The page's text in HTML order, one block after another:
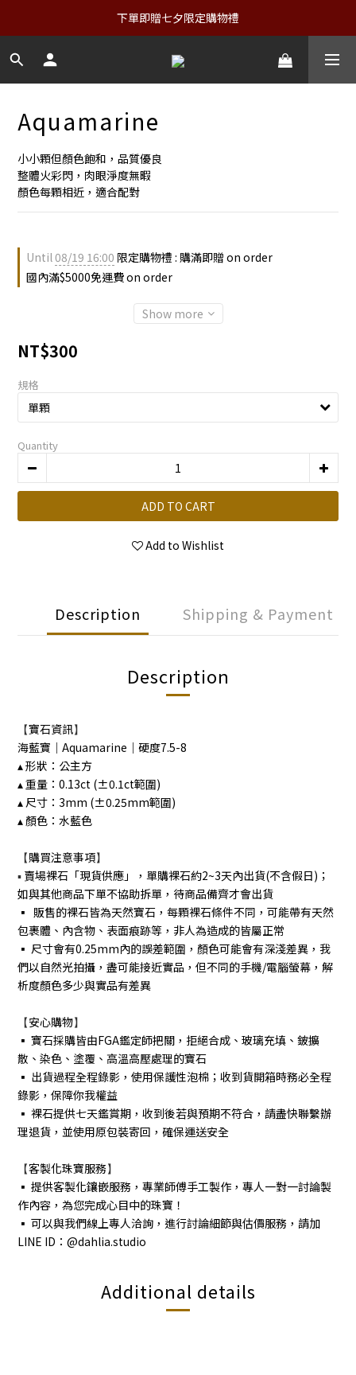
下單即贈七夕限定購物禮
Aquamarine
小小顆但顏色飽和，品質優良
整體火彩閃，肉眼淨度無暇
顏色每顆相近，適合配對
Until08/19 16:00 限定購物禮 : 購滿即贈 on order
國內滿$5000免運費 on order
Show more
NT$300
規格
Quantity
ADD TO CART
Add to Wishlist
Description Shipping & Payment
Description
【寶石資訊】
海藍寶｜Aquamarine｜硬度7.5-8
▴ 形狀：公主方
▴ 重量：0.13ct (±0.1ct範圍)
▴ 尺寸：3mm (±0.25mm範圍)
▴ 顏色：水藍色
【購買注意事項】
▪︎ 賣場裸石「現貨供應」，單購裸石約2~3天內出貨(不含假日)；
如與其他商品下單不協助拆單，待商品備齊才會出貨
▪︎ 販售的裸石皆為天然寶石，每顆裸石條件不同，可能帶有天然
包裹體、內含物、表面痕跡等，非人為造成的皆屬正常
▪︎ 尺寸會有0.25mm內的誤差範圍，顏色可能會有深淺差異，我
們以自然光拍攝，盡可能接近實品，但不同的手機/電腦螢幕，解
析度顏色多少與實品有差異
【安心購物】
▪︎ 寶石採購皆由FGA鑑定師把關，拒絕合成、玻璃充填、鈹擴
散、染色、塗覆、高溫高壓處理的寶石
▪︎ 出貨過程全程錄影，使用保護性泡棉；收到貨開箱時務必全程
錄影，保障你我權益
▪︎ 裸石提供七天鑑賞期，收到後若與預期不符合，請盡快聯繫辦
理退貨，並使用原包裝寄回，確保運送安全
【客製化珠寶服務】
▪︎ 提供客製化鑲嵌服務，專業師傅手工製作，專人一對一討論製
作內容，為您完成心目中的珠寶！
▪︎ 可以與我們線上專人洽詢，進行討論細節與估價服務，請加
LINE ID：@dahlia.studio
Additional details